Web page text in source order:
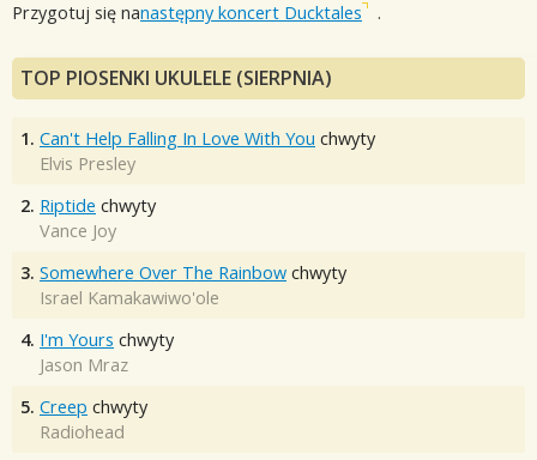
Przygotuj się nanastępny koncert Ducktales .
TOP PIOSENKI UKULELE (SIERPNIA)
1. Can't Help Falling In Love With You chwyty
Elvis Presley
2. Riptide chwyty
Vance Joy
3. Somewhere Over The Rainbow chwyty
Israel Kamakawiwo'ole
4. I'm Yours chwyty
Jason Mraz
5. Creep chwyty
Radiohead